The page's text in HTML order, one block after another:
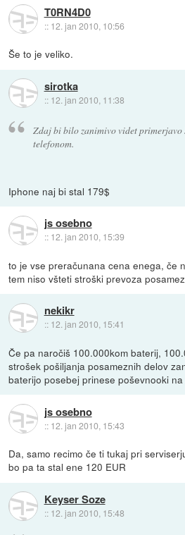
T0RN4D0
:: 12. jan 2010, 10:56
Še to je veliko.
sirotka
:: 12. jan 2010, 11:38
Zdaj bi bilo zanimivo videt primerjavo
telefonom.
Iphone naj bi stal 179$
js osebno
:: 12. jan 2010, 15:39
to je vse preračunana cena enega, če
tem niso všteti stroški prevoza
nekikr
:: 12. jan 2010, 15:41
Če pa naročiš 100.000kom baterij,
strošek pošiljanja posameznih delov
baterijo posebej prinese poševnooki
js osebno
:: 12. jan 2010, 15:43
Da, samo recimo če ti tukaj pri
bo pa ta stal ene 120 EUR
Keyser Soze
:: 12. jan 2010, 15:48